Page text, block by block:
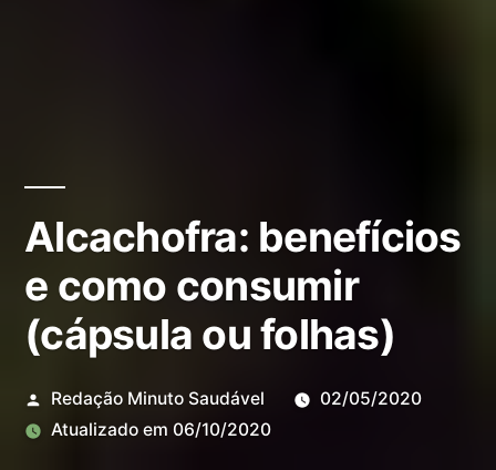
Alcachofra: benefícios
e como consumir
(cápsula ou folhas)
Redação Minuto Saudável
02/05/2020
Atualizado em 06/10/2020